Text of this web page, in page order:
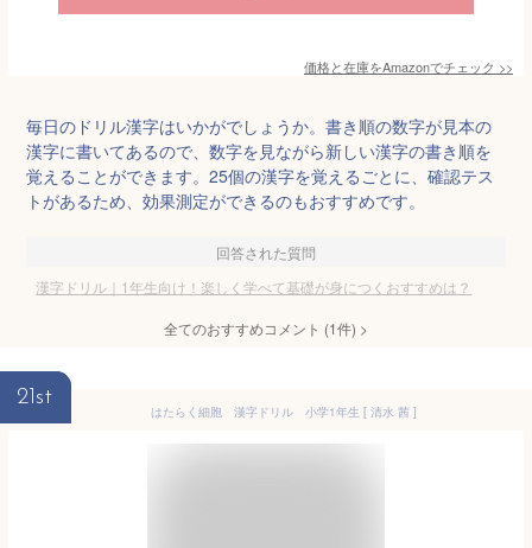
価格と在庫をAmazonでチェック >>
毎日のドリル漢字はいかがでしょうか。書き順の数字が見本の
漢字に書いてあるので、数字を見ながら新しい漢字の書き順を
覚えることができます。25個の漢字を覚えるごとに、確認テス
トがあるため、効果測定ができるのもおすすめです。
回答された質問
漢字ドリル｜1年生向け！楽しく学べて基礎が身につくおすすめは？
全てのおすすめコメント (1件) >
21st
はたらく細胞 漢字ドリル 小学1年生 [ 清水 茜 ]